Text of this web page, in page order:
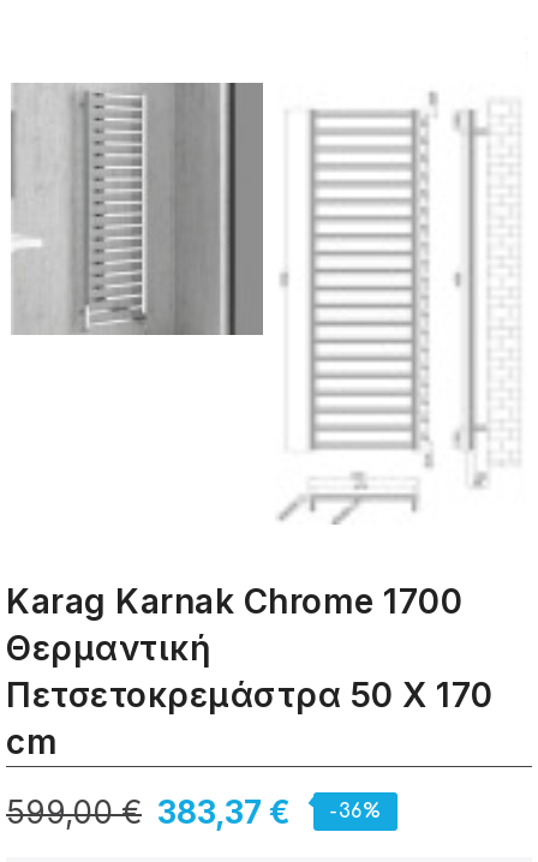
Karag Karnak Chrome 1700
Θερμαντική
Πετσετοκρεμάστρα 50 X 170
cm
383,37 €
599,00 € -36%